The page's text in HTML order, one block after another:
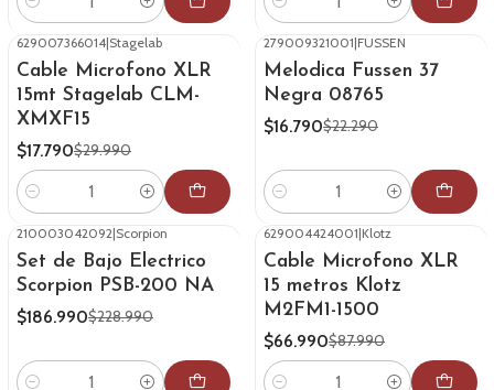
Cantidad Cantidad
629007366014|Stagelab
Cable Microfono XLR
15mt Stagelab CLM-
XMXF15
$17.790$29.990
Cantidad
279009321001|FUSSEN
Melodica Fussen 37
Negra 08765
$16.790$22.290
Cantidad
210003042092|Scorpion
Set de Bajo Electrico
Scorpion PSB-200 NA
$186.990$228.990
629004424001|Klotz
Cable Microfono XLR
15 metros Klotz
M2FM1-1500
$66.990$87.990